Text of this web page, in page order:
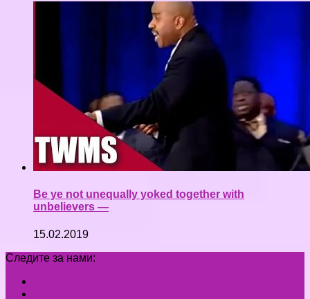
Be ye not unequally yoked together with
unbelievers —
15.02.2019
Следите за нами: